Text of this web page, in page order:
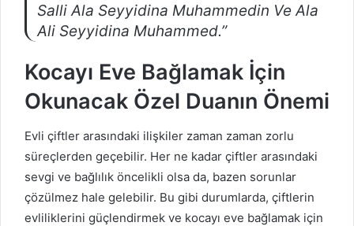
Salli Ala Seyyidina Muhammedin Ve Ala
Ali Seyyidina Muhammed.”
Kocayı Eve Bağlamak İçin
Okunacak Özel Duanın Önemi
Evli çiftler arasındaki ilişkiler zaman zaman zorlu
süreçlerden geçebilir. Her ne kadar çiftler arasındaki
sevgi ve bağlılık öncelikli olsa da, bazen sorunlar
çözülmez hale gelebilir. Bu gibi durumlarda, çiftlerin
evliliklerini güçlendirmek ve kocayı eve bağlamak için